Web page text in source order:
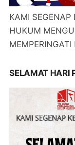
KAMI SEGENAP
HUKUM
SELAMAT HARI